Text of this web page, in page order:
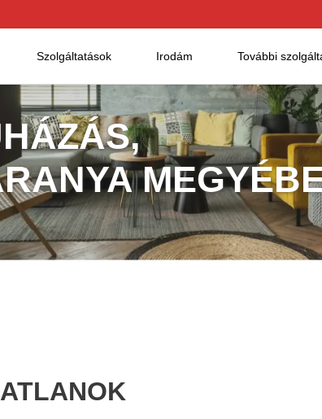
Szolgáltatások Irodám További